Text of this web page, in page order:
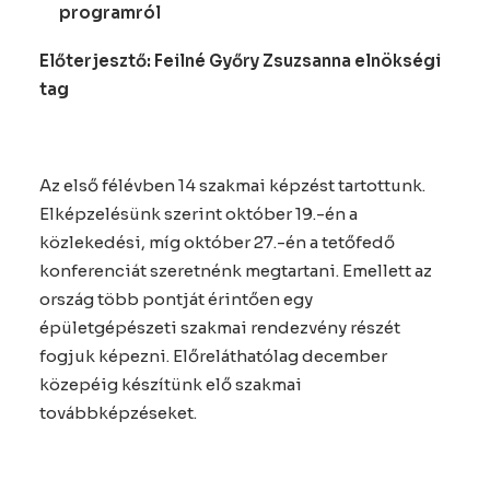
programról
Előterjesztő: Feilné Győry Zsuzsanna elnökségi
tag
Az első félévben 14 szakmai képzést tartottunk.
Elképzelésünk szerint október 19.-én a
közlekedési, míg október 27.-én a tetőfedő
konferenciát szeretnénk megtartani. Emellett az
ország több pontját érintően egy
épületgépészeti szakmai rendezvény részét
fogjuk képezni. Előreláthatólag december
közepéig készítünk elő szakmai
továbbképzéseket.